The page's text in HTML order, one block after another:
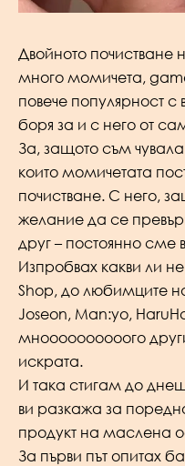
Двойното
много момичета,
повече популярност
боря за и с него от
За, защото съм чувала
които момичетата
почистване. С него,
желание да се
друг – постоянно сме
Изпробвах какви ли
Shop, до любимците
Joseon, Man:yo,
мноооооооооого
искрата.
И така стигам до
ви разкажа за
продукт на маслена
За първи път опитах